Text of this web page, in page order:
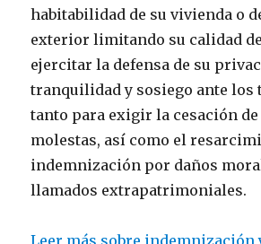
habitabilidad de su vivienda o
exterior limitando su calidad
ejercitar la defensa de su
tranquilidad y sosiego ante los
tanto para exigir la cesación
molestas, así como el
indemnización por daños
llamados extrapatrimoniales.